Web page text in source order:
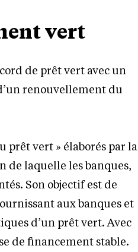
vert
de prêt vert avec un
renouvellement du
prêt vert » élaborés par la
de laquelle les banques,
Son objectif est de
aux banques et
d’un prêt vert. Avec
de financement stable.